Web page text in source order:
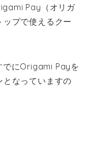
Pay（オリガ
ップで使えるクー
でにOrigami Payを
なっていますの